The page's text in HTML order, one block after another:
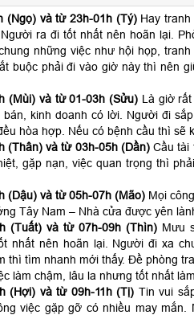
(Ngọ) và từ 23h-01h (Tý) Hay
ra đi tốt nhất nên hoãn lại.
những việc như hội họp,
buộc phải đi vào giờ này thì nên
(Mùi) và từ 01-03h (Sửu) Là giờ
bán, kinh doanh có lời. Người đi
hòa hợp. Nếu có bệnh cầu thì sẽ
(Thân) và từ 03h-05h (Dần) Cầu tài
gặp nạn, việc quan trọng thì
(Dậu) và từ 05h-07h (Mão) Mọi
Tây Nam – Nhà cửa được yên
(Tuất) và từ 07h-09h (Thìn) Mưu
nhất nên hoãn lại. Người đi xa
thì tìm nhanh mới thấy. Đề phòng
làm chậm, lâu la nhưng tốt nhất
(Hợi) và từ 09h-11h (Tị) Tin vui
việc gặp gỡ có nhiều may